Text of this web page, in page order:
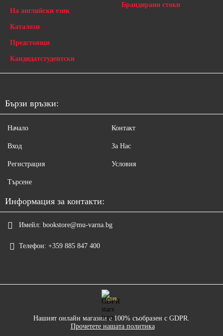
На английски език
Каталози
Предстоящи
Кандидатстудентски
Брандирани стоки
Бързи връзки:
Начало
Вход
Регистрация
Търсене
Контакт
За Нас
Условия
Информация за контакти:
Имейл: bookstore@mu-varna.bg
Телефон: +359 885 847 400
GDPR
Нашият онлайн магазин е 100% съобразен с GDPR.
Прочетете нашата политика